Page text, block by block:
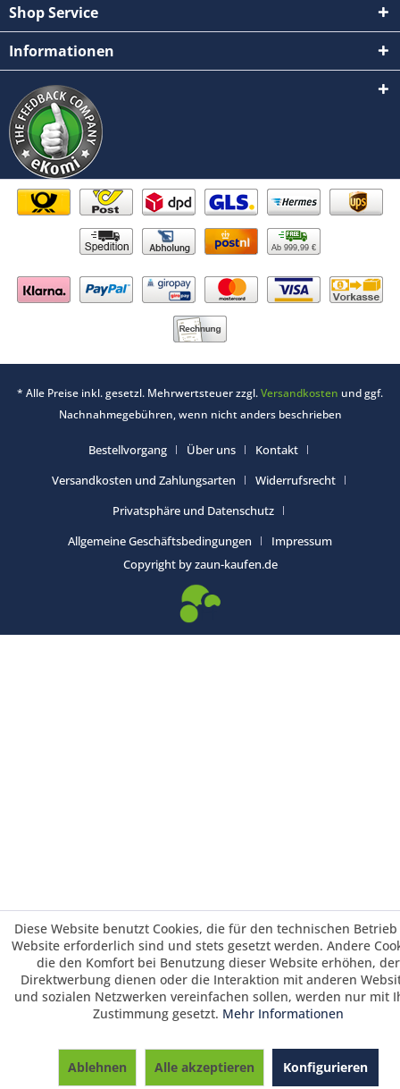
ab 700 € und 5 % ab 1495 € Warenwert /
Vorkasserabatt 3%
Shop Service
Informationen
Ab 999,99 €
* Alle Preise inkl. gesetzl. Mehrwertsteuer zzgl.Versandkosten und ggf.
Nachnahmegebühren, wenn nicht anders beschrieben
Bestellvorgang Über uns
Kontakt
Versandkosten und Zahlungsarten
Widerrufsrecht
Privatsphäre und Datenschutz
Allgemeine Geschäftsbedingungen
Impressum
Copyright by zaun-kaufen.de
Diese Website benutzt Cookies, die für den technischen
Website erforderlich sind und stets gesetzt werden. Andere
die den Komfort bei Benutzung dieser Website erhöhen, der
Direktwerbung dienen oder die Interaktion mit anderen
und sozialen Netzwerken vereinfachen sollen, werden nur mit
Zustimmung gesetzt. Mehr Informationen
Ablehnen Alle akzeptieren Konfigurieren